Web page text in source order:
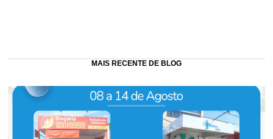
MAIS RECENTE DE BLOG